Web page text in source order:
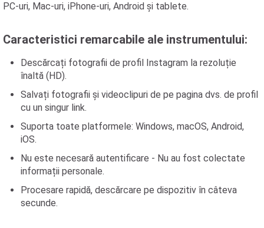
PC-uri, Mac-uri, iPhone-uri, Android și tablete.
Caracteristici remarcabile ale instrumentului:
Descărcați fotografii de profil Instagram la rezoluție
înaltă (HD).
Salvați fotografii și videoclipuri de pe pagina dvs. de profil
cu un singur link.
Suporta toate platformele: Windows, macOS, Android,
iOS.
Nu este necesară autentificare - Nu au fost colectate
informații personale.
Procesare rapidă, descărcare pe dispozitiv în câteva
secunde.